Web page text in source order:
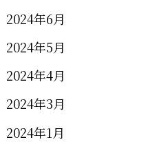
2024年6月
2024年5月
2024年4月
2024年3月
2024年1月